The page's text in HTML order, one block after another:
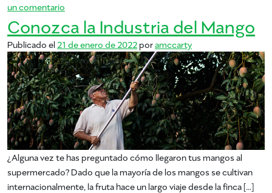
un comentario
Conozca la Industria del Mango
Publicado el 21 de enero de 2022poramccarty
¿Alguna vez te has preguntado cómo llegaron tus mangos al
supermercado? Dado que la mayoría de los mangos se cultivan
internacionalmente, la fruta hace un largo viaje desde la finca […]